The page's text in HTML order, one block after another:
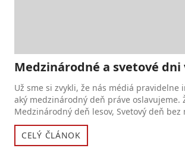
Medzinárodné a svetové dni
Už sme si zvykli, že nás médiá pravidelne
aký medzinárodný deň práve oslavujeme.
Medzinárodný deň lesov, Svetový deň bez
Medzinárodný...
CELÝ ČLÁNOK